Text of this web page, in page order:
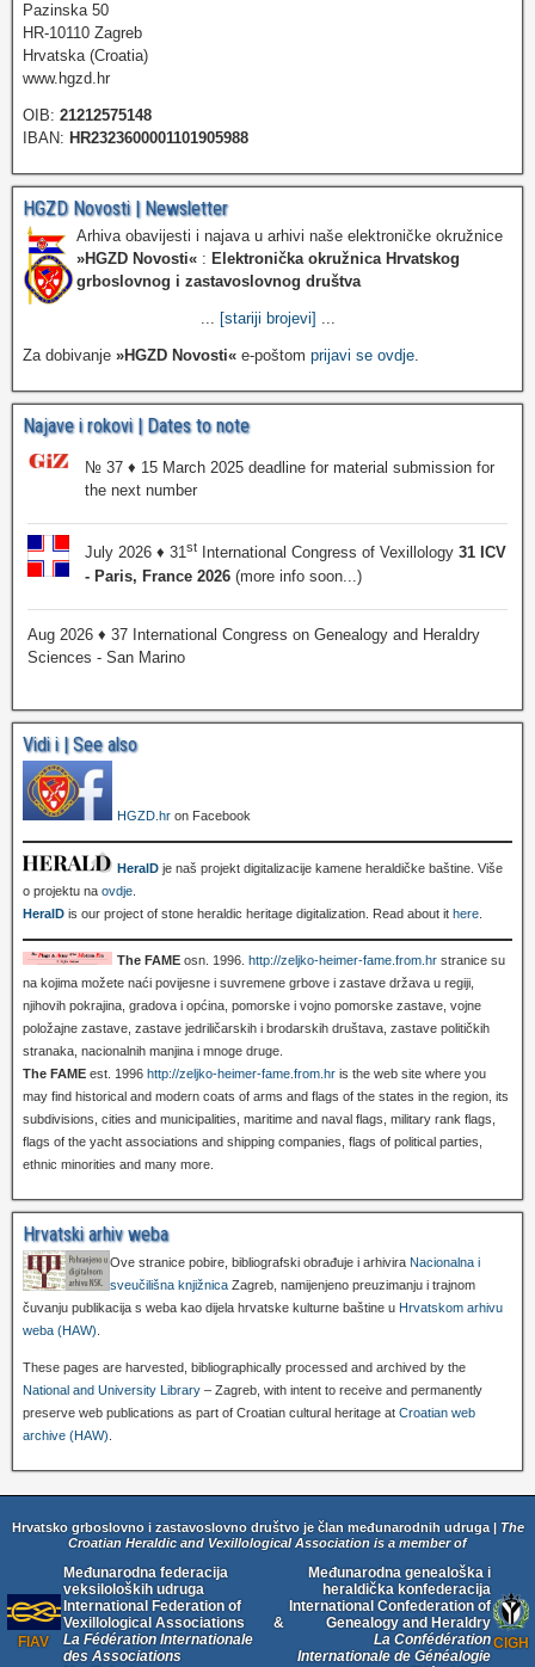
Pazinska 50
HR-10110 Zagreb
Hrvatska (Croatia)
www.hgzd.hr
OIB: 21212575148
IBAN: HR2323600001101905988
HGZD Novosti | Newsletter
Arhiva obavijesti i najava u arhivi naše elektroničke okružnice
»HGZD Novosti« : Elektronička okružnica Hrvatskog
grboslovnog i zastavoslovnog društva
... [stariji brojevi] ...
Za dobivanje »HGZD Novosti« e-poštom prijavi se ovdje.
Najave i rokovi | Dates to note
№ 37 ♦ 15 March 2025 deadline for material submission for
the next number
July 2026 ♦ 31st International Congress of Vexillology 31 ICV
- Paris, France 2026 (more info soon...)
Aug 2026 ♦ 37 International Congress on Genealogy and Heraldry
Sciences - San Marino
Vidi i | See also
HGZD.hr on Facebook
HeralD je naš projekt digitalizacije kamene heraldičke baštine. Više
o projektu na ovdje
HeralD is our project of stone heraldic heritage digitalization. Read about it here
The FAME osn. 1996. http://zeljko-heimer-fame.from.hr stranice su
na kojima možete naći povijesne i suvremene grbove i zastave država u regiji,
njihovih pokrajina, gradova i općina, pomorske i vojno pomorske zastave, vojne
položajne zastave, zastave jedriličarskih i brodarskih društava, zastave političkih
stranaka, nacionalnih manjina i mnoge druge.
The FAME est. 1996 http://zeljko-heimer-fame.from.hr is the web site where you
may find historical and modern coats of arms and flags of the states in the region, its
subdivisions, cities and municipalities, maritime and naval flags, military rank flags,
flags of the yacht associations and shipping companies, flags of political parties,
ethnic minorities and many more.
Hrvatski arhiv weba
Ove stranice pobire, bibliografski obrađuje i arhivira Nacionalna i
sveučilišna knjižnica Zagreb, namijenjeno preuzimanju i trajnom
čuvanju publikacija s weba kao dijela hrvatske kulturne baštine u Hrvatskom arhivu
weba (HAW)
These pages are harvested, bibliographically processed and archived by the
National and University Library – Zagreb, with intent to receive and permanently
preserve web publications as part of Croatian cultural heritage at Croatian web
archive (HAW)
Hrvatsko grboslovno i zastavoslovno društvo je član međunarodnih udruga |
The
Croatian Heraldic and Vexillological Association is a member of
FIAV
Međunarodna federacija
veksiloloških udruga
International Federation of
Vexillological Associations
La Fédération Internationale
des Associations
&
Međunarodna genealoška i
heraldička konfederacija
International Confederation of
Genealogy and Heraldry
La Confédération
Internationale de Généalogie
CIGH